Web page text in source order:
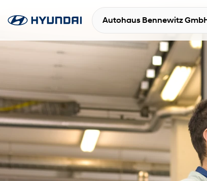
Autohaus Bennewitz